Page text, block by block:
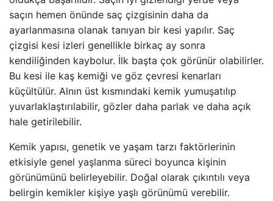
saçın hemen önünde saç çizgisinin daha da
ayarlanmasına olanak tanıyan bir kesi yapılır. Saç
çizgisi kesi izleri genellikle birkaç ay sonra
kendiliğinden kaybolur. İlk başta çok görünür olabilirler.
Bu kesi ile kaş kemiği ve göz çevresi kenarları
küçültülür. Alnın üst kısmındaki kemik yumuşatılıp
yuvarlaklaştırılabilir, gözler daha parlak ve daha açık
hale getirilebilir.
Kemik yapısı, genetik ve yaşam tarzı faktörlerinin
etkisiyle genel yaşlanma süreci boyunca kişinin
görünümünü belirleyebilir. Doğal olarak çıkıntılı veya
belirgin kemikler kişiye yaşlı görünümü verebilir.